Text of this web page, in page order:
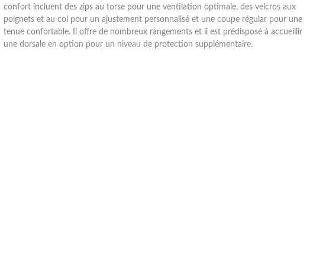
confort incluent des zips au torse pour une ventilation optimale, des velcros aux
poignets et au col pour un ajustement personnalisé et une coupe régular pour une
tenue confortable. Il offre de nombreux rangements et il est prédisposé à accueillir
une dorsale en option pour un niveau de protection supplémentaire.